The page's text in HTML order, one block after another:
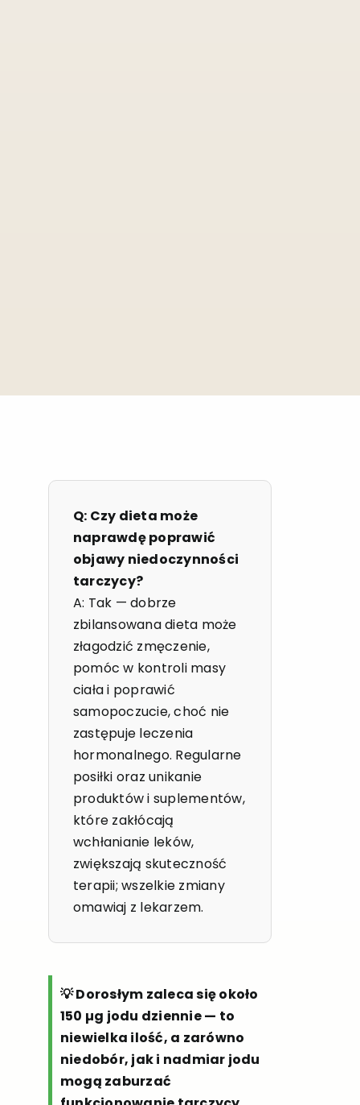
Q: Czy dieta może
naprawdę poprawić
objawy niedoczynności
tarczycy?
A: Tak — dobrze
zbilansowana dieta może
złagodzić zmęczenie,
pomóc w kontroli masy
ciała i poprawić
samopoczucie, choć nie
zastępuje leczenia
hormonalnego. Regularne
posiłki oraz unikanie
produktów i suplementów,
które zakłócają
wchłanianie leków,
zwiększają skuteczność
terapii; wszelkie zmiany
omawiaj z lekarzem.
💡 Dorosłym zaleca się około
150 µg jodu dziennie — to
niewielka ilość, a zarówno
niedobór, jak i nadmiar jodu
mogą zaburzać